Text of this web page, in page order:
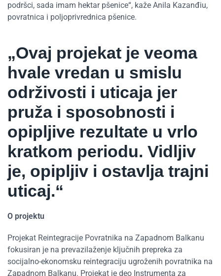
podršci, sada imam hektar pšenice“, kaže Anila Kazanđiu,
povratnica i poljoprivrednica pšenice.
„Ovaj projekat je veoma
hvale vredan u smislu
održivosti i uticaja jer
pruža i sposobnosti i
opipljive rezultate u vrlo
kratkom periodu. Vidljiv
je, opipljiv i ostavlja trajni
uticaj.“
O projektu
Projekat Reintegracije Povratnika na Zapadnom Balkanu
fokusiran je na prevazilaženje ključnih prepreka za
socijalno-ekonomsku reintegraciju ugroženih povratnika na
Zapadnom Balkanu. Projekat je deo Instrumenta za